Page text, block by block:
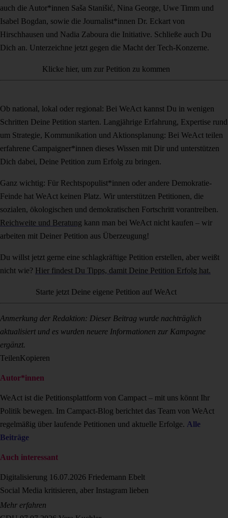
auch die Autor*innen Saša Stanišić, Nina George, Uwe Timm und
Isabel Bogdan, sowie die Journalist*innen Dr. Eckart von
Hirschhausen und Nadia Zaboura die Initiative. Schließe auch Du
Dich an. Unterzeichne jetzt gegen die Macht der Tech-Konzerne.
Klicke hier, um zur Petition zu kommen
Ob national, lokal oder regional: Bei WeAct kannst Du in wenigen
Schritten Deine Petition starten. Langjährige Erfahrung, Expertise rund
um Strategie, Kommunikation und Aktionsplanung: Bei WeAct teilen
erfahrene Campaigner*innen dieses Wissen mit Dir und unterstützen
Dich dabei, Deine Petition zum Erfolg zu bringen.
Ganz wichtig: Für Rechtspopulist*innen oder andere Demokratie-
Feinde hat WeAct keinen Platz. Wir unterstützen Petitionen, die
sozialen, ökologischen und demokratischen Fortschritt vorantreiben.
Reichweite und Beratung kann man bei WeAct nicht kaufen – wir
arbeiten mit Deiner Petition aus Überzeugung!
Du willst jetzt gerne eine schlagkräftige Petition erstellen, aber weißt
nicht wie? Hier findest Du Tipps, damit Deine Petition Erfolg hat.
Starte jetzt Deine eigene Petition auf WeAct
Anmerkung der Redaktion: Dieser Beitrag wurde nachträglich
aktualisiert und es wurden neuere Informationen zur Kampagne
ergänzt.
TeilenKopieren
Autor*innen
WeAct ist die Petitionsplattform von Campact – mit uns könnt Ihr
Politik bewegen. Im Campact-Blog berichtet das Team von WeAct
regelmäßig über laufende Petitionen und aktuelle Erfolge. Alle
Beiträge
Auch interessant
Digitalisierung 16.07.2026 Friedemann Ebelt
Social Media kritisieren, aber Instagram lieben
Mehr erfahren